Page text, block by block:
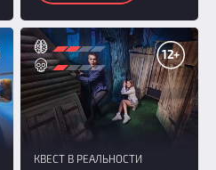
12+
КВЕСТ В РЕАЛЬНОСТИ